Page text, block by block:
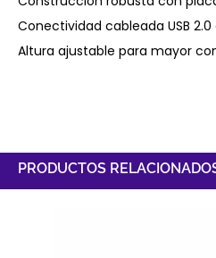
Conectividad cableada USB
Altura ajustable para mayor
PRODUCTOS